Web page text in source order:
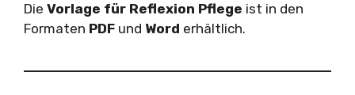
Die Vorlage für Reflexion Pflege ist in den
Formaten PDF und Word erhältlich.